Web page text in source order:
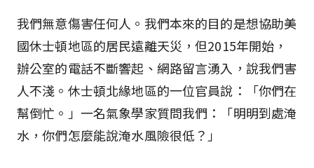
我們無意傷害任何人。我們本來的目的是想協助美
國休士頓地區的居民遠離天災，但2015年開始，
辦公室的電話不斷響起、網路留言湧入，說我們害
人不淺。休士頓北緣地區的一位官員說：「你們在
幫倒忙。」一名氣象學家質問我們：「明明到處淹
水，你們怎麼能說淹水風險很低？」